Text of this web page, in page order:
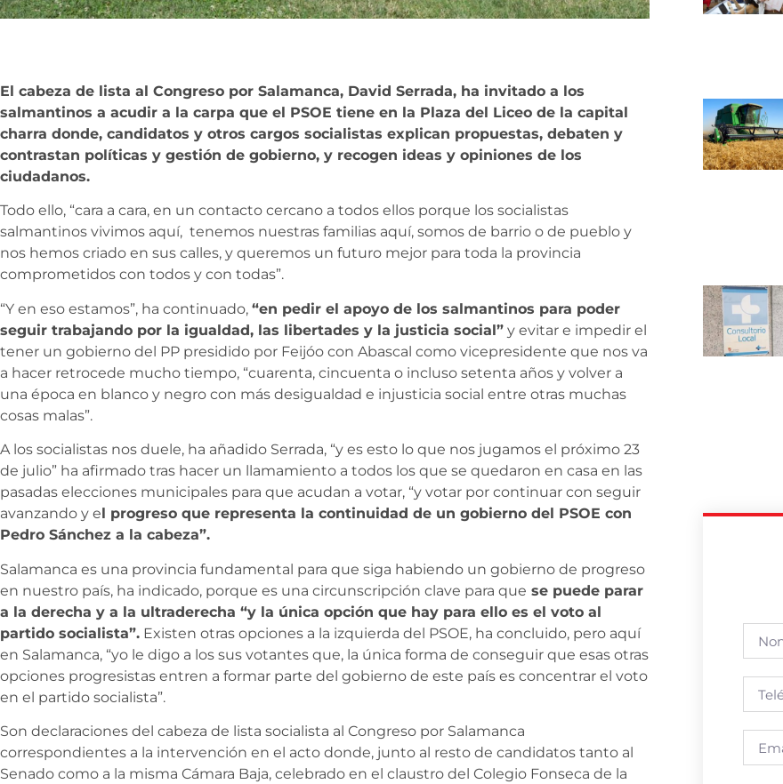
El cabeza de lista al Congreso por Salamanca, David Serrada, ha invitado a los
salmantinos a acudir a la carpa que el PSOE tiene en la Plaza del Liceo de la capital
charra donde, candidatos y otros cargos socialistas explican propuestas, debaten y
contrastan políticas y gestión de gobierno, y recogen ideas y opiniones de los
ciudadanos.
Todo ello, “cara a cara, en un contacto cercano a todos ellos porque los socialistas
salmantinos vivimos aquí, tenemos nuestras familias aquí, somos de barrio o de pueblo y
nos hemos criado en sus calles, y queremos un futuro mejor para toda la provincia
comprometidos con todos y con todas”.
“Y en eso estamos”, ha continuado, “en pedir el apoyo de los salmantinos para poder
seguir trabajando por la igualdad, las libertades y la justicia social” y evitar e impedir el
tener un gobierno del PP presidido por Feijóo con Abascal como vicepresidente que nos va
a hacer retrocede mucho tiempo, “cuarenta, cincuenta o incluso setenta años y volver a
una época en blanco y negro con más desigualdad e injusticia social entre otras muchas
cosas malas”.
A los socialistas nos duele, ha añadido Serrada, “y es esto lo que nos jugamos el próximo 23
de julio” ha afirmado tras hacer un llamamiento a todos los que se quedaron en casa en las
pasadas elecciones municipales para que acudan a votar, “y votar por continuar con seguir
avanzando y e l progreso que representa la continuidad de un gobierno del PSOE con
Pedro Sánchez a la cabeza”.
Salamanca es una provincia fundamental para que siga habiendo un gobierno de progreso
en nuestro país, ha indicado, porque es una circunscripción clave para que se puede parar
a la derecha y a la ultraderecha “y la única opción que hay para ello es el voto al
partido socialista”. Existen otras opciones a la izquierda del PSOE, ha concluido, pero aquí
en Salamanca, “yo le digo a los sus votantes que, la única forma de conseguir que esas otras
opciones progresistas entren a formar parte del gobierno de este país es concentrar el voto
en el partido socialista”.
Son declaraciones del cabeza de lista socialista al Congreso por Salamanca
correspondientes a la intervención en el acto donde, junto al resto de candidatos tanto al
Senado como a la misma Cámara Baja, celebrado en el claustro del Colegio Fonseca de la